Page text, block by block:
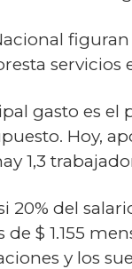
servicios
gasto es el
Hoy,
1,3
20% del
$ 1.155
y los